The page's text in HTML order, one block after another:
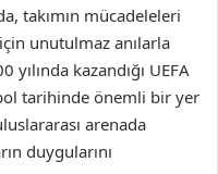
takımın mücadeleleri
unutulmaz anılarla
kazandığı UEFA
tarihinde önemli bir yer
arenada
duygularını